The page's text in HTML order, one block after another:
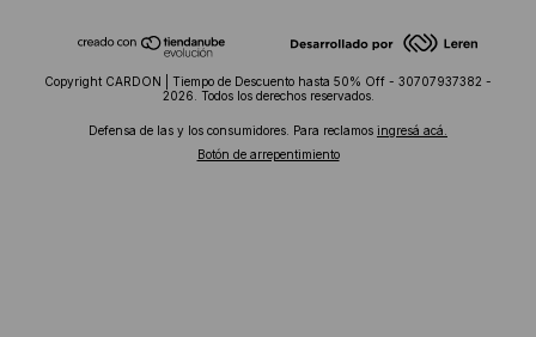
Copyright CARDON | Tiempo de Descuento hasta 50% Off - 30707937382 -
2026. Todos los derechos reservados.
Defensa de las y los consumidores. Para reclamos ingresá acá.
Botón de arrepentimiento